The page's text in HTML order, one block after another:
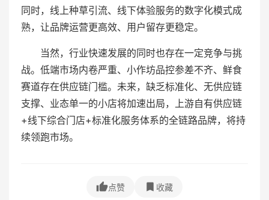
同时，线上种草引流、线下体验服务的数字化模式成
熟，让品牌运营更高效、用户留存更稳定。
当然，行业快速发展的同时也存在一定竞争与挑
战。低端市场内卷严重、小作坊品控参差不齐、鲜食
赛道存在供应链门槛。未来，缺乏标准化、无供应链
支撑、业态单一的小店将加速出局，上游自有供应链
+线下综合门店+标准化服务体系的全链路品牌，将持
续领跑市场。
点赞 收藏